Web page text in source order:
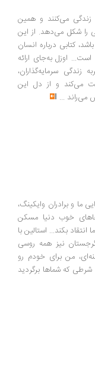
می‌کنند و همین
می‌دهد. از این
درباره انسان
به‌جای ارائه
و از دل این
...
وایکینگ،
خوب دنیا مسکن
استالین با
نیز همه روسی
برای خودم رو
شماها برگردید